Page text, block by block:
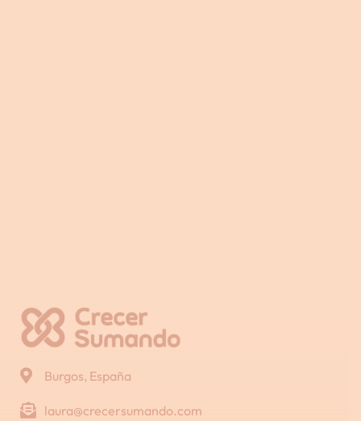
Burgos, España
laura@crecersumando.com